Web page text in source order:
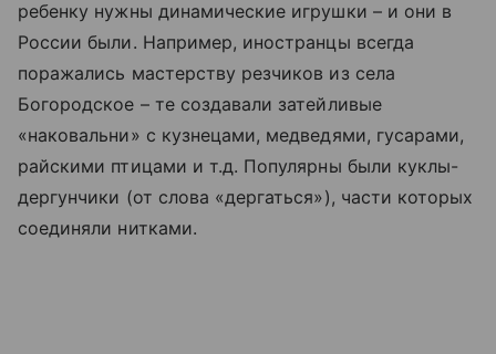
ребенку нужны динамические игрушки – и они в
России были. Например, иностранцы всегда
поражались мастерству резчиков из села
Богородское – те создавали затейливые
«наковальни» с кузнецами, медведями, гусарами,
райскими птицами и т.д. Популярны были куклы-
дергунчики (от слова «дергаться»), части которых
соединяли нитками.